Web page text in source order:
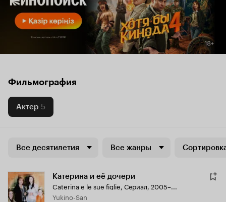
Фильмография
Актер 5
Все десятилетия Все жанры
Катерина и её дочери
Caterina e le sue figlie, Сериал, 2005–...
Yukino-San